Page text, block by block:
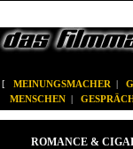
[ MEINUNGSMACHER |
MENSCHEN |
ROMANCE &